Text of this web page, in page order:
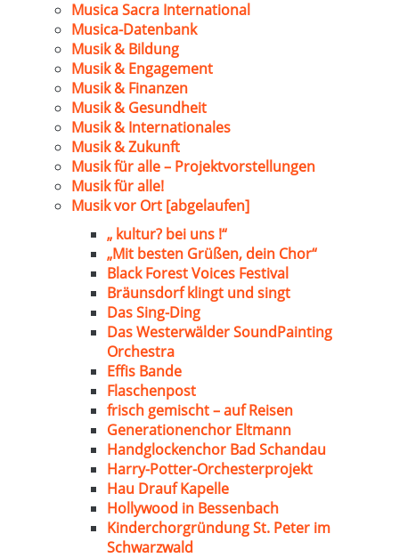
Musica Sacra International
Musica-Datenbank
Musik & Bildung
Musik & Engagement
Musik & Finanzen
Musik & Gesundheit
Musik & Internationales
Musik & Zukunft
Musik für alle – Projektvorstellungen
Musik für alle!
Musik vor Ort [abgelaufen]
„ kultur? bei uns !“
„Mit besten Grüßen, dein Chor“
Black Forest Voices Festival
Bräunsdorf klingt und singt
Das Sing-Ding
Das Westerwälder SoundPainting
Orchestra
Effis Bande
Flaschenpost
frisch gemischt – auf Reisen
Generationenchor Eltmann
Handglockenchor Bad Schandau
Harry-Potter-Orchesterprojekt
Hau Drauf Kapelle
Hollywood in Bessenbach
Kinderchorgründung St. Peter im
Schwarzwald